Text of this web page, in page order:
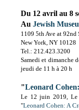
Du 12 avril au 8
Au Jewish
1109 5th Ave at 92nd
New York, NY 10128
Tel.: 212.423.3200
Samedi et dimanche
jeudi de 11 h à 20 h
"Leonard
Le 12 juin 2019, Le
"Leonard Cohen: A